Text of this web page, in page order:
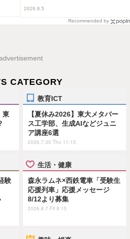
2026.8.5
Recommended by
CATEGORY
東
教育ICT
【夏休み2026】東大メタバー
ス工学部、生成AIなどジュニ
ア講座6選
2026.7.30 Thu 11:15
験
生活・健康
森永ラムネ×西鉄電車「受験生
応援列車」応援メッセージ
8/12より募集
2026.8.7 Fri 9:15